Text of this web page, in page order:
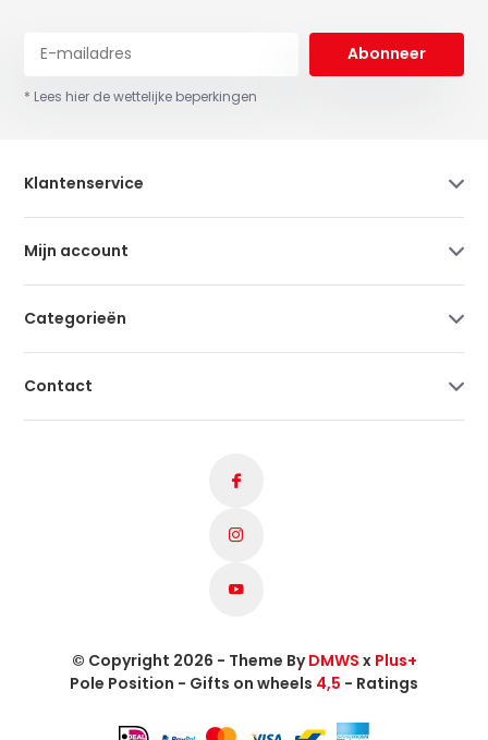
Abonneer
* Lees hier de wettelijke beperkingen
Klantenservice
Mijn account
Categorieën
Contact
© Copyright 2026 - Theme ByDMWS x Plus+
Pole Position - Gifts on wheels 4,5 - Ratings